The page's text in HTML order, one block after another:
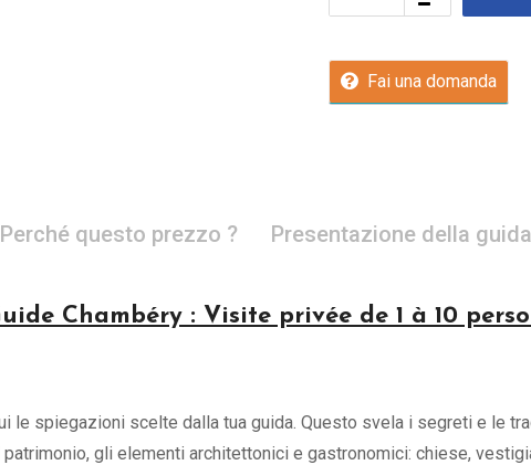
Fai una domanda
Perché questo prezzo ? Presentazione della guida
Chambéry : Visite privée de 1 à 10
le spiegazioni scelte dalla tua guida. Questo svela i segreti e le
gli elementi architettonici e gastronomici: chiese,